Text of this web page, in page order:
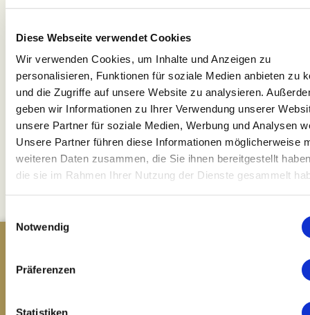
Diese Webseite verwendet Cookies
Wir verwenden Cookies, um Inhalte und Anzeigen zu
personalisieren, Funktionen für soziale Medien anbieten zu
und die Zugriffe auf unsere Website zu analysieren.
geben wir Informationen zu Ihrer Verwendung unserer
unsere Partner für soziale Medien, Werbung und Analysen
Unsere Partner führen diese Informationen möglicherweise
weiteren Daten zusammen, die Sie ihnen bereitgestellt
die sie im Rahmen Ihrer Nutzung der Dienste gesammelt
Notwendig
Präferenzen
Statistiken
Shop
Philosophie
Geschichte
Terroir
Appellationen
statt!
09.10.2026
Ein Tag im Weingut Dr. Bürklin-Wolf
BÜRKLIN.ENTKORKT